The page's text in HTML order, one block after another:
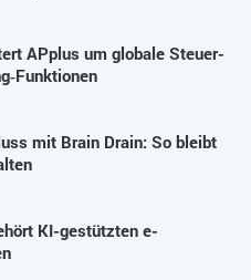
APplus um globale Steuer-
mit Brain Drain: So bleibt
KI-gestützten e-